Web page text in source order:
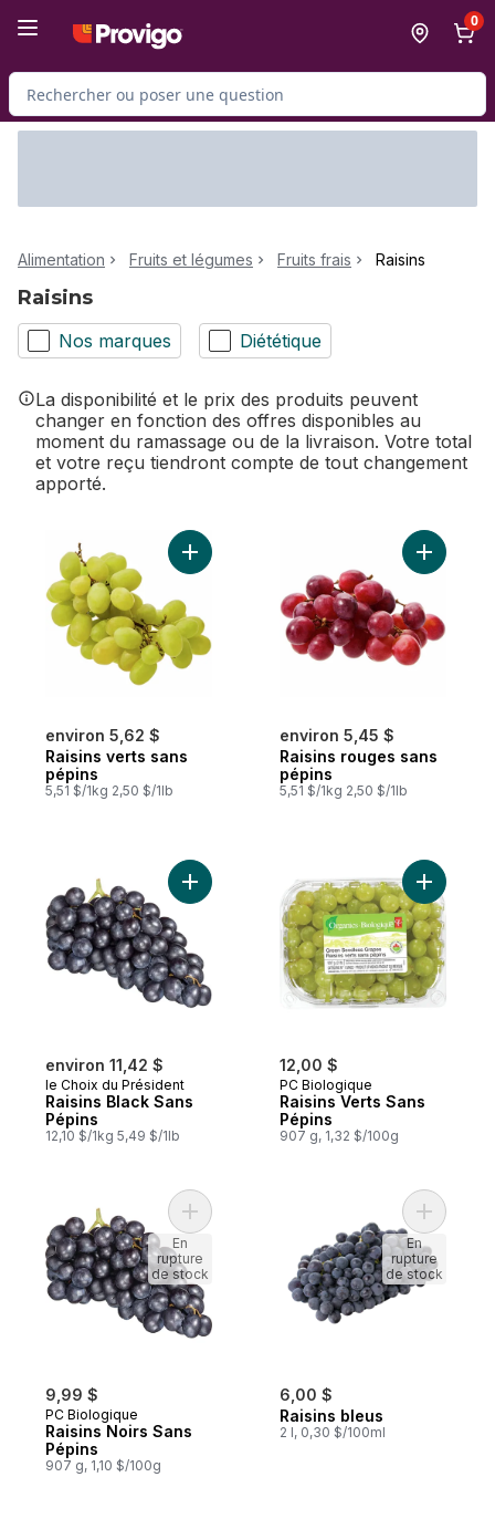
0
Rechercher des produits
Alimentation Fruits et légumes Fruits frais Raisins
Raisins
Nos marques Diététique
La disponibilité et le prix des produits peuvent
changer en fonction des offres disponibles au
moment du ramassage ou de la livraison. Votre total
et votre reçu tiendront compte de tout changement
apporté.
environ 5,62 $
Raisins verts sans
pépins
5,51 $/1kg 2,50 $/1lb
Ajouter Raisins verts sans pépins au
environ 5,45 $
Raisins rouges sans
pépins
5,51 $/1kg 2,50 $/1lb
Ajouter
environ 11,42 $
le Choix du Président
Raisins Black Sans
Pépins
12,10 $/1kg 5,49 $/1lb
Ajouter Raisins Black Sans Pépins au
12,00 $
PC Biologique
Raisins Verts Sans
Pépins
907 g, 1,32 $/100g
Ajouter
9,99 $
PC Biologique
Raisins Noirs Sans
Pépins
907 g, 1,10 $/100g
Ajouter Raisins Noirs Sans Pépins au
En
rupture
de stock
6,00 $
Raisins bleus
2 l, 0,30 $/100ml
Ajouter
En
rupture
de stock